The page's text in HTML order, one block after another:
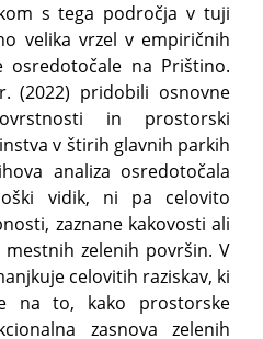
s tega področja v tuji
velika vrzel v empiričnih
osredotočale na Prištino.
(2022) pridobili osnovne
in prostorski
v štirih glavnih parkih
analiza osredotočala
vidik, ni pa celovito
zaznane kakovosti ali
zelenih površin. V
celovitih raziskav, ki
na to, kako prostorske
zasnova zelenih